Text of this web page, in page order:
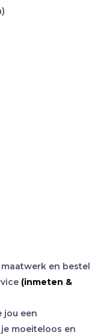
en bestel
(inmeten &
jou een
moeiteloos en